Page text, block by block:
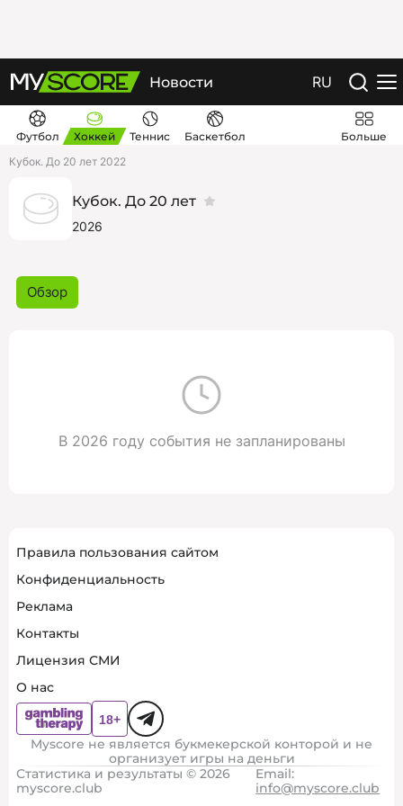
Новости RU
Футбол Хоккей Теннис Баскетбол
Больше
Кубок. До 20 лет 2022
Кубок. До 20 лет
2026
Обзор
В 2026 году события не запланированы
Правила пользования сайтом
Конфиденциальность
Реклама
Контакты
Лицензия СМИ
О нас
Myscore не является букмекерской конторой и не
организует игры на деньги
Статистика и результаты © 2026
myscore.club
Email:
info@myscore.club